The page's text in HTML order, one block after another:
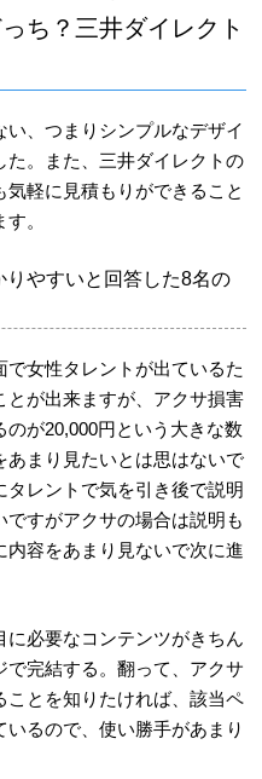
ち？三井ダイレクト
、つまりシンプルなデザイ
た。また、三井ダイレクトの
軽に見積もりができること
。
りやすいと回答した8名の
女性タレントが出ているた
が出来ますが、アクサ損害
が20,000円という大きな数
まり見たいとは思はないで
レントで気を引き後で説明
すがアクサの場合は説明も
容をあまり見ないで次に進
必要なコンテンツがきちん
で完結する。翻って、アクサ
とを知りたければ、該当ペ
るので、使い勝手があまり